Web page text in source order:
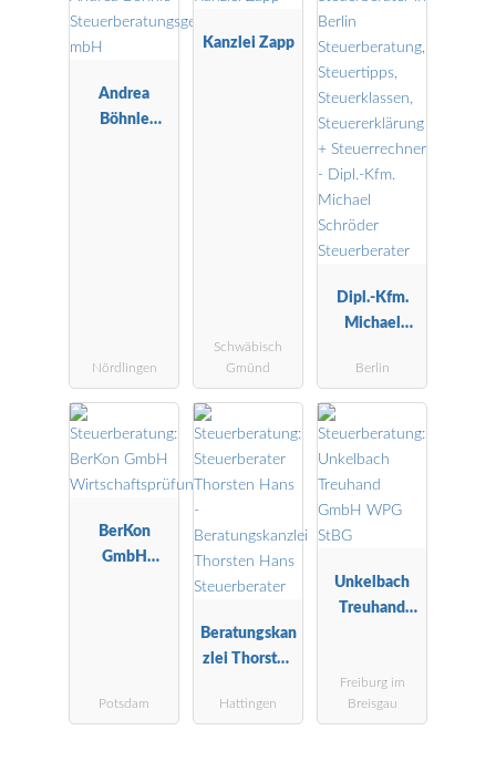
Andrea
Böhnle
Nördlingen
Kanzlei Zapp
Schwäbisch
Gmünd
Dipl.-Kfm.
Michael
Steuerberater
Berlin
BerKon
GmbH
Potsdam
Beratungskan
zlei Thorsten
Steuerberater
Hattingen
Unkelbach
Treuhand
Freiburg im
Breisgau